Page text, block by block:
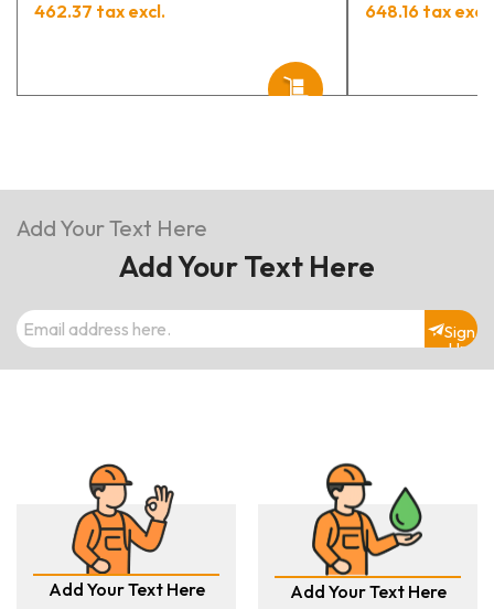
462.37 tax excl. 648.16 tax excl.
Add Your Text Here
Add Your Text Here
Sign
Up
Add Your Text Here Add Your Text Here